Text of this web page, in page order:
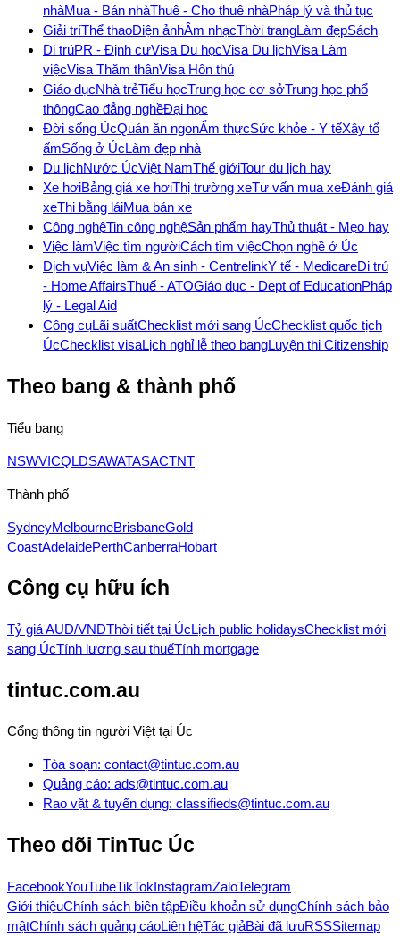
nhàMua - Bán nhàThuê - Cho thuê nhàPháp lý và thủ tục
Giải tríThể thaoĐiện ảnhÂm nhạcThời trangLàm đẹpSách
Di trúPR - Định cưVisa Du họcVisa Du lịchVisa Làm
việcVisa Thăm thânVisa Hôn thú
Giáo dụcNhà trẻTiểu họcTrung học cơ sởTrung học phổ
thôngCao đẳng nghềĐại học
Đời sống ÚcQuán ăn ngonẨm thựcSức khỏe - Y tếXây tổ
ấmSống ở ÚcLàm đẹp nhà
Du lịchNước ÚcViệt NamThế giớiTour du lịch hay
Xe hơiBảng giá xe hơiThị trường xeTư vấn mua xeĐánh giá
xeThi bằng láiMua bán xe
Công nghệTin công nghệSản phẩm hayThủ thuật - Mẹo hay
Việc làmViệc tìm ngườiCách tìm việcChọn nghề ở Úc
Dịch vụViệc làm & An sinh - CentrelinkY tế - MedicareDi trú
- Home AffairsThuế - ATOGiáo dục - Dept of EducationPháp
lý - Legal Aid
Công cụLãi suấtChecklist mới sang ÚcChecklist quốc tịch
ÚcChecklist visaLịch nghỉ lễ theo bangLuyện thi Citizenship
Theo bang & thành phố
Tiểu bang
NSWVICQLDSAWATASACTNT
Thành phố
SydneyMelbourneBrisbaneGold
CoastAdelaidePerthCanberraHobart
Công cụ hữu ích
Tỷ giá AUD/VNDThời tiết tại ÚcLịch public holidaysChecklist mới
sang ÚcTính lương sau thuếTính mortgage
tintuc.com.au
Cổng thông tin người Việt tại Úc
Tòa soạn: contact@tintuc.com.au
Quảng cáo: ads@tintuc.com.au
Rao vặt & tuyển dụng: classifieds@tintuc.com.au
Theo dõi TinTuc Úc
FacebookYouTubeTikTokInstagramZaloTelegram
Giới thiệuChính sách biên tậpĐiều khoản sử dụngChính sách bảo
mậtChính sách quảng cáoLiên hệTác giảBài đã lưuRSSSitemap